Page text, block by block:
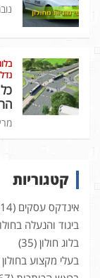
מרץ 30,
קטגוריות
אינדקס עסקים (14)
ביגוד והנעלה
בלוג חולון (35)
בעלי מקצוע בחולון